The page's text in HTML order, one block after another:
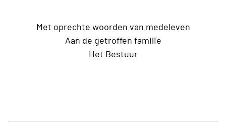
Met oprechte woorden van medeleven
Aan de getroffen familie
Het Bestuur